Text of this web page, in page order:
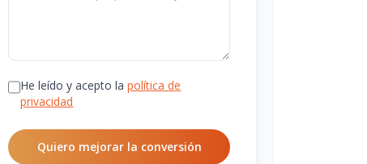
He leído y acepto lapolítica de
privacidad
Quiero mejorar la conversión